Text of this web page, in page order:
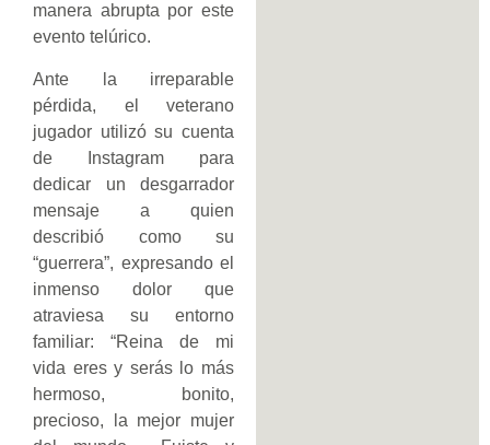
manera abrupta por este
evento telúrico.
Ante la irreparable
pérdida, el veterano
jugador utilizó su cuenta
de Instagram para
dedicar un desgarrador
mensaje a quien
describió como su
“guerrera”, expresando el
inmenso dolor que
atraviesa su entorno
familiar: “Reina de mi
vida eres y serás lo más
hermoso, bonito,
precioso, la mejor mujer